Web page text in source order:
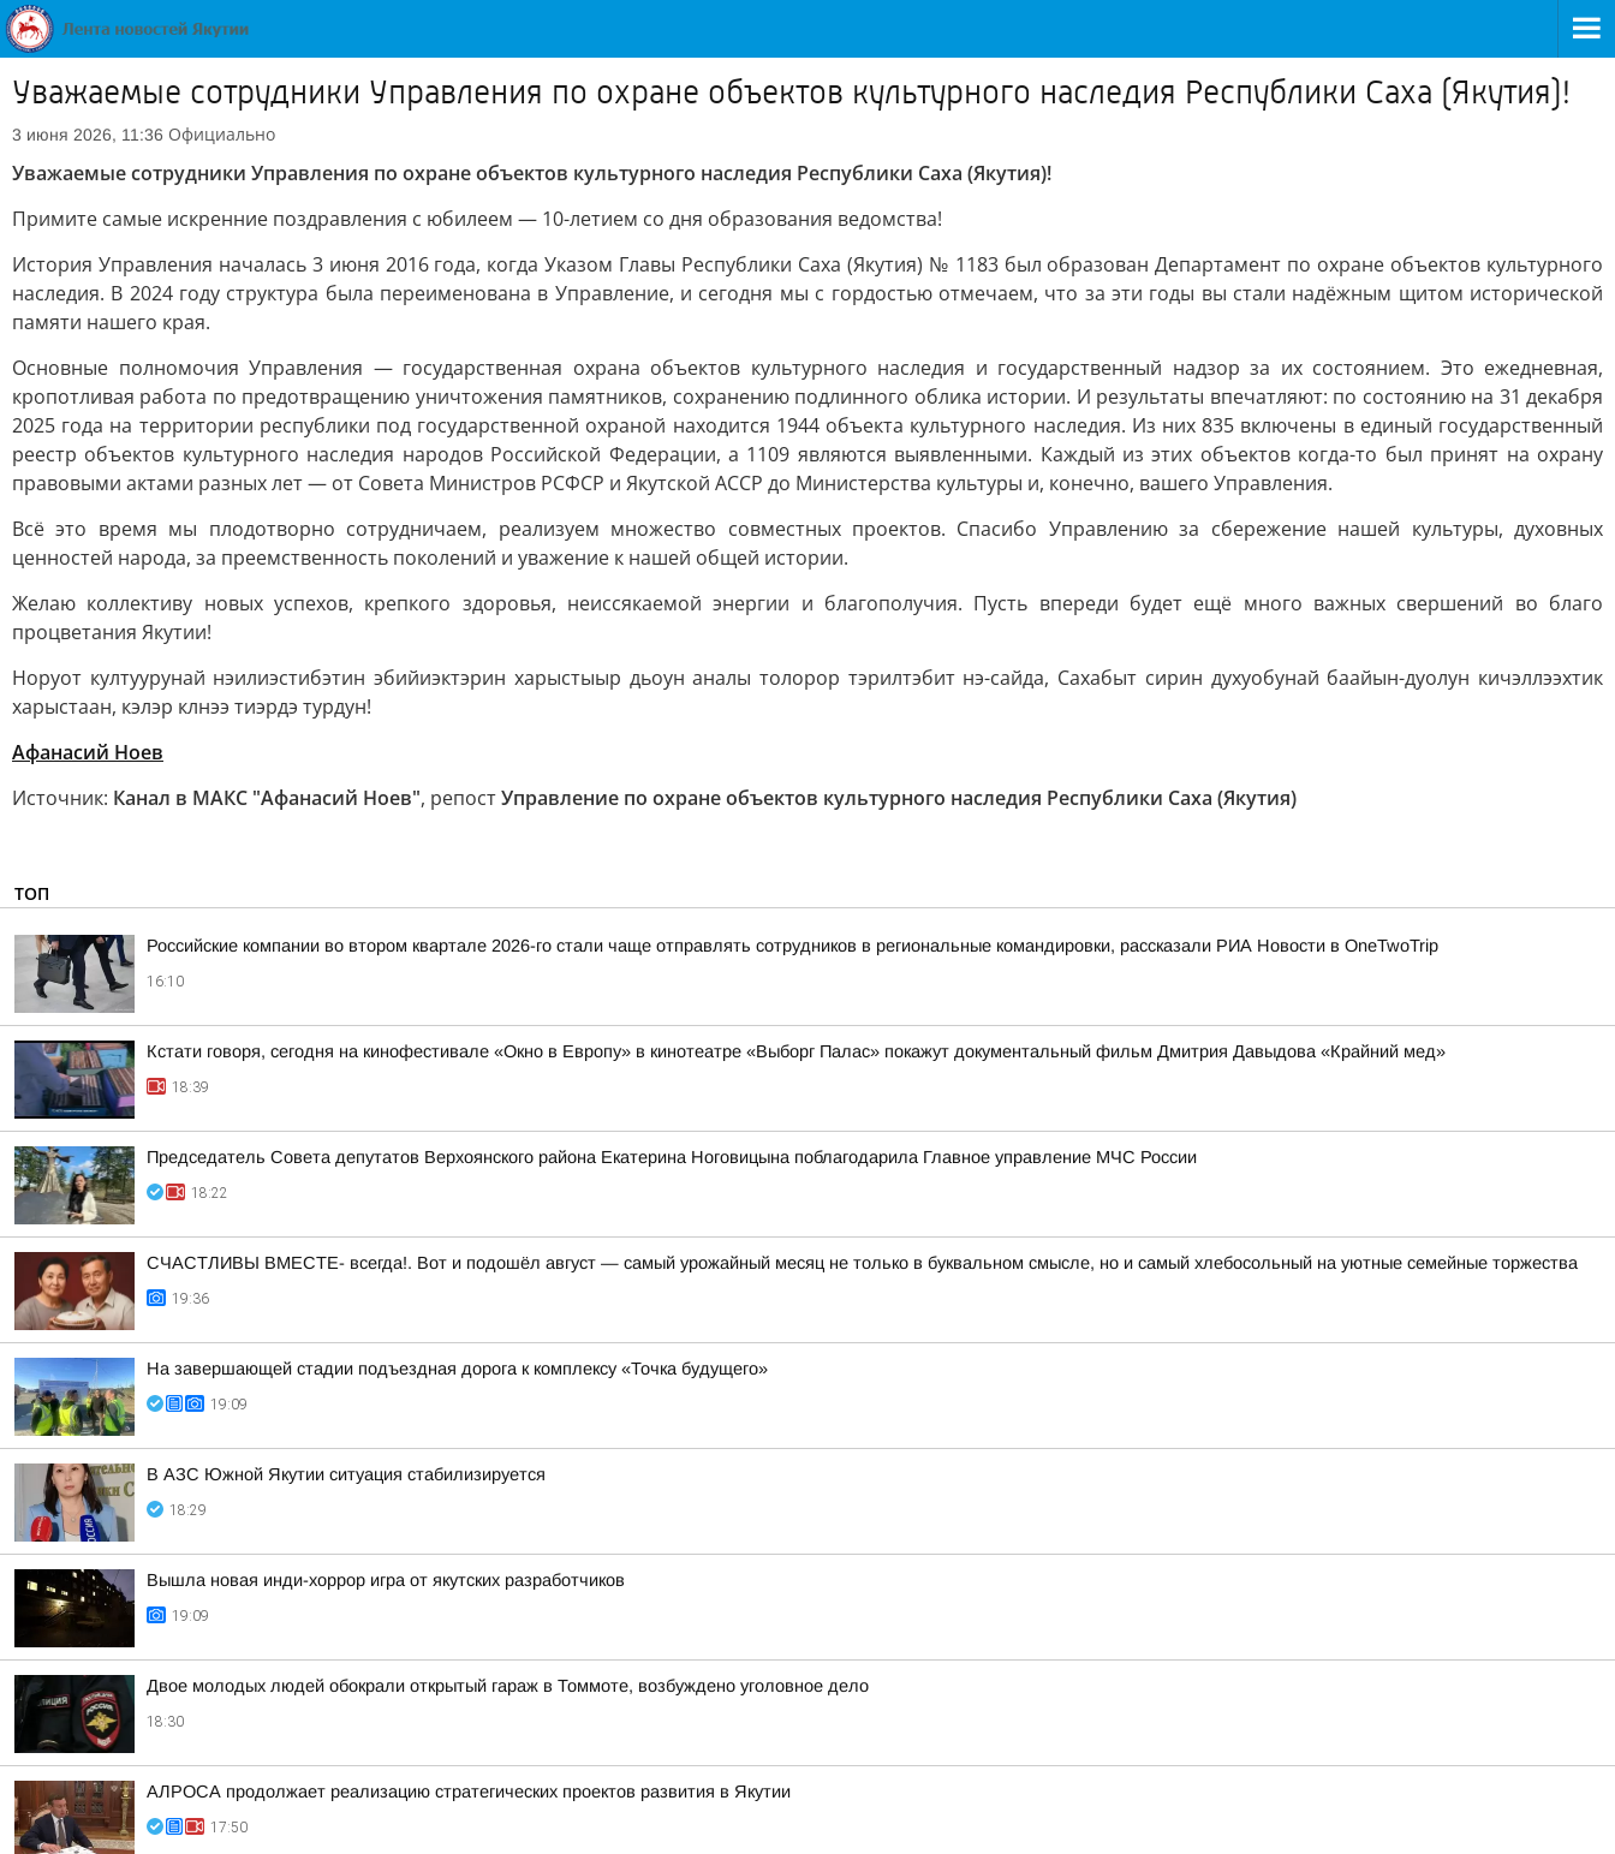
Уважаемые сотрудники Управления по охране объектов культурного наследия Республики Саха (Якутия)!
3 июня 2026, 11:36 Официально
Уважаемые сотрудники Управления по охране объектов культурного наследия Республики Саха (Якутия)!
Примите самые искренние поздравления с юбилеем — 10-летием со дня образования ведомства!
История Управления началась 3 июня 2016 года, когда Указом Главы Республики Саха (Якутия) № 1183 был образован Департамент по охране объектов культурного
наследия. В 2024 году структура была переименована в Управление, и сегодня мы с гордостью отмечаем, что за эти годы вы стали надёжным щитом исторической
памяти нашего края.
Основные полномочия Управления — государственная охрана объектов культурного наследия и государственный надзор за их состоянием. Это ежедневная,
кропотливая работа по предотвращению уничтожения памятников, сохранению подлинного облика истории. И результаты впечатляют: по состоянию на 31 декабря
2025 года на территории республики под государственной охраной находится 1944 объекта культурного наследия. Из них 835 включены в единый государственный
реестр объектов культурного наследия народов Российской Федерации, а 1109 являются выявленными. Каждый из этих объектов когда-то был принят на охрану
правовыми актами разных лет — от Совета Министров РСФСР и Якутской АССР до Министерства культуры и, конечно, вашего Управления.
Всё это время мы плодотворно сотрудничаем, реализуем множество совместных проектов. Спасибо Управлению за сбережение нашей культуры, духовных
ценностей народа, за преемственность поколений и уважение к нашей общей истории.
Желаю коллективу новых успехов, крепкого здоровья, неиссякаемой энергии и благополучия. Пусть впереди будет ещё много важных свершений во благо
процветания Якутии!
Норуот култуурунай нэилиэстибэтин эбийиэктэрин харыстыыр дьоун аналы толорор тэрилтэбит нэ-сайда, Сахабыт сирин духуобунай баайын-дуолун кичэллээхтик
харыстаан, кэлэр клнээ тиэрдэ турдун!
Афанасий Ноев
Источник: Канал в МАКС "Афанасий Ноев", репостУправление по охране объектов культурного наследия Республики Саха (Якутия)
ТОП
Российские компании во втором квартале 2026-го стали чаще отправлять сотрудников в региональные командировки, рассказали РИА Новости в OneTwoTrip
16:10
Кстати говоря, сегодня на кинофестивале «Окно в Европу» в кинотеатре «Выборг Палас» покажут документальный фильм Дмитрия Давыдова «Крайний мед»
18:39
Председатель Совета депутатов Верхоянского района Екатерина Ноговицына поблагодарила Главное управление МЧС России
18:22
СЧАСТЛИВЫ ВМЕСТЕ- всегда!. Вот и подошёл август — самый урожайный месяц не только в буквальном смысле, но и самый хлебосольный на уютные семейные торжества
19:36
На завершающей стадии подъездная дорога к комплексу «Точка будущего»
19:09
В АЗС Южной Якутии ситуация стабилизируется
18:29
Вышла новая инди-хоррор игра от якутских разработчиков
19:09
Двое молодых людей обокрали открытый гараж в Томмоте, возбуждено уголовное дело
18:30
АЛРОСА продолжает реализацию стратегических проектов развития в Якутии
17:50